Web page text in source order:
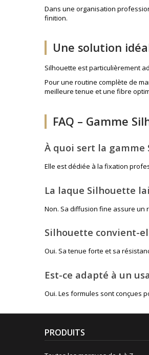
Dans une organisation
finition.
Une solution
Silhouette est particulièrement
Pour une routine complète de
meilleure tenue et une fibre
FAQ – Gamme
À quoi sert la gamme
Elle est dédiée à la fixation
La laque Silhouette
Non. Sa diffusion fine assure un
Silhouette convient-
Oui. Sa tenue forte et sa
Est-ce adapté à un
Oui. Les formules sont conçues
PRODUITS